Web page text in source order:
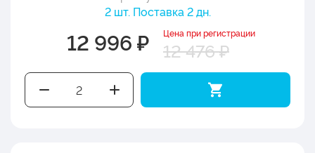
2 шт. Поставка 2 дн.
12 996 ₽ Цена при регистрации
12 476 ₽